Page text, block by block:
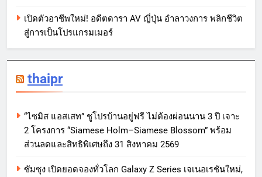
เปิดตัวอาชีพใหม่! อดีตดารา AV ญี่ปุ่น อำลาวงการ พลิกชีวิต
สู่การเป็นโปรแกรมเมอร์
thaipr
“ไซมิส แอสเสท” ชูโปรบ้านอยู่ฟรี ไม่ต้องผ่อนนาน 3 ปี เจาะ
2 โครงการ “Siamese Holm–Siamese Blossom” พร้อม
ส่วนลดและสิทธิพิเศษถึง 31 สิงหาคม 2569
ซัมซุง เปิดยอดจองทั่วโลก Galaxy Z Series เจเนอเรชันใหม่,